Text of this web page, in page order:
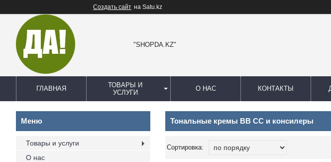
Создать сайт на Satu.kz
"SHOPDA.KZ"
ГЛАВНАЯ
ТОВАРЫ И
УСЛУГИ
О НАС КОНТАКТЫ
Тональные кремы ВВ СС и консилеры
Товары и услуги
О нас